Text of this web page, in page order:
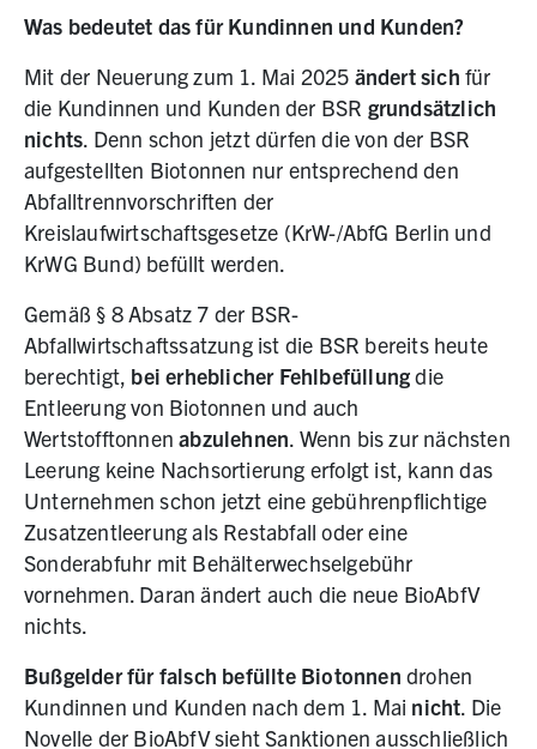
Was bedeutet das für Kundinnen und Kunden?
Mit der Neuerung zum 1. Mai 2025 ändert sich für
die Kundinnen und Kunden der BSR grundsätzlich
nichts. Denn schon jetzt dürfen die von der BSR
aufgestellten Biotonnen nur entsprechend den
Abfalltrennvorschriften der
Kreislaufwirtschaftsgesetze (KrW-/AbfG Berlin und
KrWG Bund) befüllt werden.
Gemäß § 8 Absatz 7 der BSR-
Abfallwirtschaftssatzung ist die BSR bereits heute
berechtigt, bei erheblicher Fehlbefüllungdie
Entleerung von Biotonnen und auch
Wertstofftonnenabzulehnen. Wenn bis zur nächsten
Leerung keine Nachsortierung erfolgt ist, kann das
Unternehmen schon jetzt eine gebührenpflichtige
Zusatzentleerung als Restabfall oder eine
Sonderabfuhr mit Behälterwechselgebühr
vornehmen. Daran ändert auch die neue BioAbfV
nichts.
Bußgelder für falsch befüllte Biotonnen drohen
Kundinnen und Kunden nach dem 1. Mai nicht. Die
Novelle der BioAbfV sieht Sanktionen ausschließlich